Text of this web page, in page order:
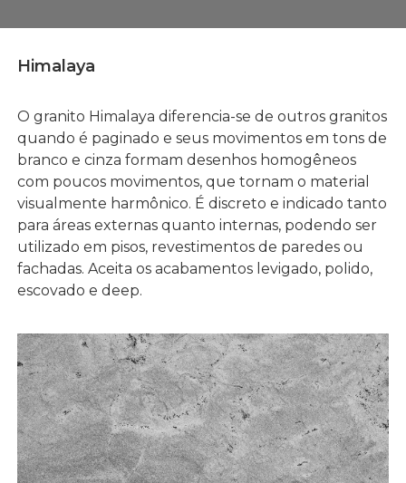
Himalaya
O granito Himalaya diferencia-se de outros granitos
quando é paginado e seus movimentos em tons de
branco e cinza formam desenhos homogêneos
com poucos movimentos, que tornam o material
visualmente harmônico. É discreto e indicado tanto
para áreas externas quanto internas, podendo ser
utilizado em pisos, revestimentos de paredes ou
fachadas. Aceita os acabamentos levigado, polido,
escovado e deep.